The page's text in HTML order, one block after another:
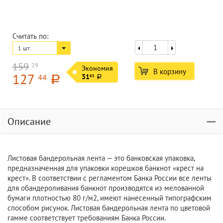
Считать по:
1 шт.
159 29
127 44 a
Экономия
3185 a
В корзину
Описание
Листовая бандерольная лента — это банковская упаковка,
предназначенная для упаковки корешков банкнот «крест на
крест». В соответствии с регламентом Банка России все ленты
для обандероливания банкнот производятся из мелованной
бумаги плотностью 80 г/м2, имеют нанесенный типографским
способом рисунок. Листовая бандерольная лента по цветовой
гамме соответствует требованиям Банка России.